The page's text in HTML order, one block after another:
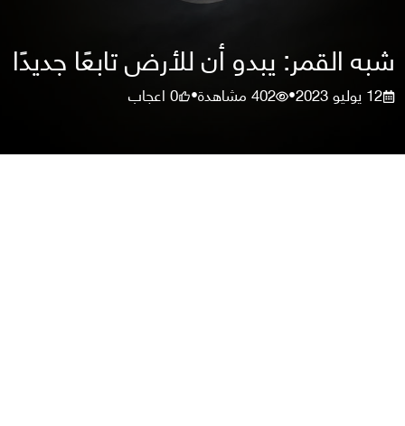
شبه القمر: يبدو أن للأرض تابعًا جديدًا
12 يوليو 2023 •
402مشاهدة•
0اعجاب